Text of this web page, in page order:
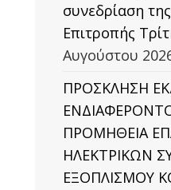
συνεδρίαση
Επιτροπής
Αυγούστου
ΠΡΟΣΚΛΗΣΗ
ΠΡΟΜΗΘΕΙΑ
ΗΛΕΚΤΡΙΚΩΝ
ΕΞΟΠΛΙΣΜΟΥ